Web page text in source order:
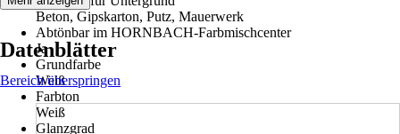
Beton, Gipskarton, Putz, Mauerwerk
Abtönbar im HORNBACH-Farbmischcenter
Ja
Grundfarbe
Weiß
Farbton
Weiß
Glanzgrad
Datenblätter
Bereich überspringen